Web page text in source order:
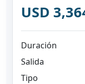
USD
Duración
Salida
Tipo